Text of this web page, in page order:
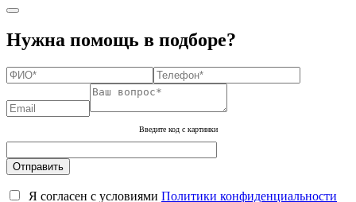
Нужна помощь в подборе?
Введите код с картинки
Я согласен с условиями Политики конфиденциальности